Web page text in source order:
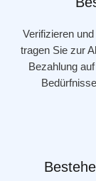
Verifizieren
tragen Sie zur
Bezahlung